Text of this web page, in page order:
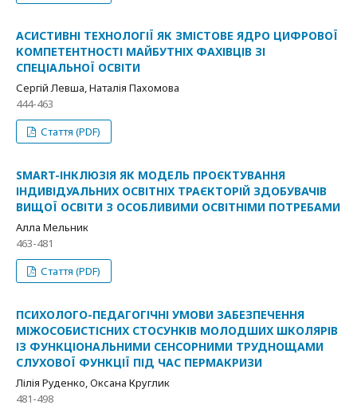
АСИСТИВНІ ТЕХНОЛОГІЇ ЯК ЗМІСТОВЕ ЯДРО ЦИФРОВОЇ
КОМПЕТЕНТНОСТІ МАЙБУТНІХ ФАХІВЦІВ ЗІ
СПЕЦІАЛЬНОЇ ОСВІТИ
Сергій Левша, Наталія Пахомова
444-463
Стаття (PDF)
SMART-ІНКЛЮЗІЯ ЯК МОДЕЛЬ ПРОЄКТУВАННЯ
ІНДИВІДУАЛЬНИХ ОСВІТНІХ ТРАЄКТОРІЙ ЗДОБУВАЧІВ
ВИЩОЇ ОСВІТИ З ОСОБЛИВИМИ ОСВІТНІМИ ПОТРЕБАМИ
Алла Мельник
463-481
Стаття (PDF)
ПСИХОЛОГО-ПЕДАГОГІЧНІ УМОВИ ЗАБЕЗПЕЧЕННЯ
МІЖОСОБИСТІСНИХ СТОСУНКІВ МОЛОДШИХ ШКОЛЯРІВ
ІЗ ФУНКЦІОНАЛЬНИМИ СЕНСОРНИМИ ТРУДНОЩАМИ
СЛУХОВОЇ ФУНКЦІЇ ПІД ЧАС ПЕРМАКРИЗИ
Лілія Руденко, Оксана Круглик
481-498